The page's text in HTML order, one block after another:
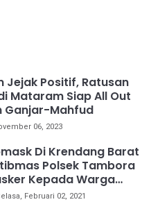
Jejak Positif, Ratusan
Mataram Siap All Out
Ganjar-Mahfud
06, 2023
Di Krendang Barat
Polsek Tambora
Kepada Warga
Februari 02, 2021